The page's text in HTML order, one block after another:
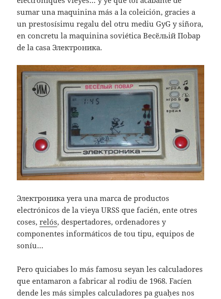
sumar una maquinina más a la coleición, gracies a
un prestosísimu regalu del otru mediu GyG y siñora,
en concretu la maquinina soviética BecëльiйПobap
de la casaЭлектроника.
Электроника yera una marca de productos
electrónicos de la vieya URSS que facién, ente otres
coses,relós, despertadores, ordenadores y
componentes informáticos de tou tipu, equipos de
soníu…
Pero quiciabes lo más famosu seyan les calculadores
que entamaron a fabricar al rodiu de 1968. Facíen
dende les más simples calculadores pa guaḥes nos